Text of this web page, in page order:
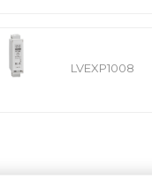
LVEXP1008